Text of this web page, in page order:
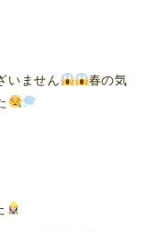
いません
春の気